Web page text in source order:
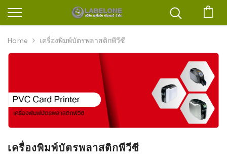
Home เครื่องพิมพ์บัตรพลาสติกพีวีซี
เครื่องพิมพ์บัตรพลาสติกพีวีซี